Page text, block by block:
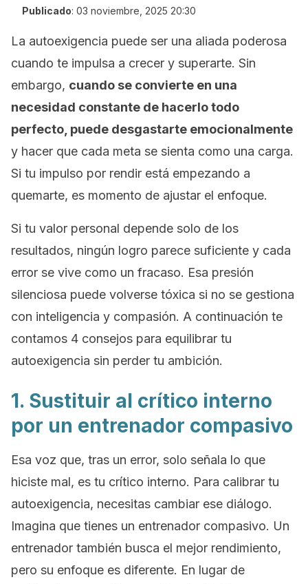
Publicado: 03 noviembre, 2025 20:30
La autoexigencia puede ser una aliada poderosa
cuando te impulsa a crecer y superarte. Sin
embargo, cuando se convierte en una
necesidad constante de hacerlo todo
perfecto, puede desgastarte emocionalmente
y hacer que cada meta se sienta como una carga.
Si tu impulso por rendir está empezando a
quemarte, es momento de ajustar el enfoque.
Si tu valor personal depende solo de los
resultados, ningún logro parece suficiente y cada
error se vive como un fracaso. Esa presión
silenciosa puede volverse tóxica si no se gestiona
con inteligencia y compasión. A continuación te
contamos 4 consejos para equilibrar tu
autoexigencia sin perder tu ambición.
1. Sustituir al crítico interno
por un entrenador compasivo
Esa voz que, tras un error, solo señala lo que
hiciste mal, es tu crítico interno. Para calibrar tu
autoexigencia, necesitas cambiar ese diálogo.
Imagina que tienes un entrenador compasivo. Un
entrenador también busca el mejor rendimiento,
pero su enfoque es diferente. En lugar de